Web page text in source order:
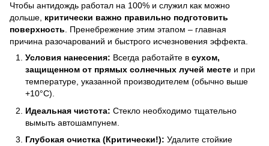
Чтобы антидождь работал на 100% и служил как можно
дольше, критически важно правильно подготовить
поверхность. Пренебрежение этим этапом – главная
причина разочарований и быстрого исчезновения эффекта.
Условия нанесения: Всегда работайте в сухом,
защищенном от прямых солнечных лучей месте и при
температуре, указанной производителем (обычно выше
+10°C).
Идеальная чистота: Стекло необходимо тщательно
вымыть автошампунем.
Глубокая очистка (Критически!): Удалите стойкие